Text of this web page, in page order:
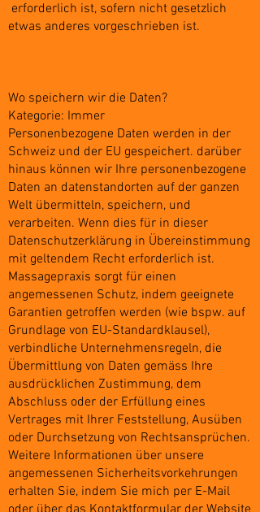
erforderlich ist, sofern nicht gesetzlich
etwas anderes vorgeschrieben ist.
Wo speichern wir die Daten?
Kategorie: Immer
Personenbezogene Daten werden in der
Schweiz und der EU gespeichert. darüber
hinaus können wir Ihre personenbezogene
Daten an datenstandorten auf der ganzen
Welt übermitteln, speichern, und
verarbeiten. Wenn dies für in dieser
Datenschutzerklärung in Übereinstimmung
mit geltendem Recht erforderlich ist.
Massagepraxis sorgt für einen
angemessenen Schutz, indem geeignete
Garantien getroffen werden (wie bspw. auf
Grundlage von EU-Standardklausel),
verbindliche Unternehmensregeln, die
Übermittlung von Daten gemäss Ihre
ausdrücklichen Zustimmung, dem
Abschluss oder der Erfüllung eines
Vertrages mit Ihrer Feststellung, Ausüben
oder Durchsetzung von Rechtsansprüchen.
Weitere Informationen über unsere
angemessenen Sicherheitsvorkehrungen
erhalten Sie, indem Sie mich per E-Mail